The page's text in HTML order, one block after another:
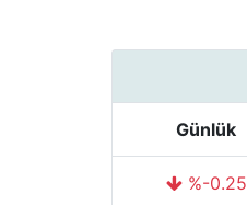
Günlük
%-0.25